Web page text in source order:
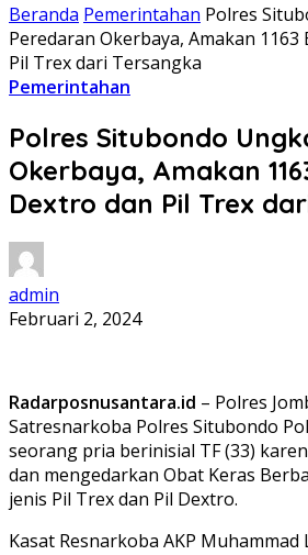
Beranda Pemerintahan Polres
Peredaran Okerbaya, Amakan
Pil Trex dari Tersangka
Pemerintahan
Polres Situbondo
Okerbaya, Amakan
Dextro dan Pil Trex
admin
Februari 2, 2024
Radarposnusantara.id – Polres
Satresnarkoba Polres Situbondo
seorang pria berinisial TF (33)
dan mengedarkan Obat Keras
jenis Pil Trex dan Pil Dextro.
Kasat Resnarkoba AKP Muhammad